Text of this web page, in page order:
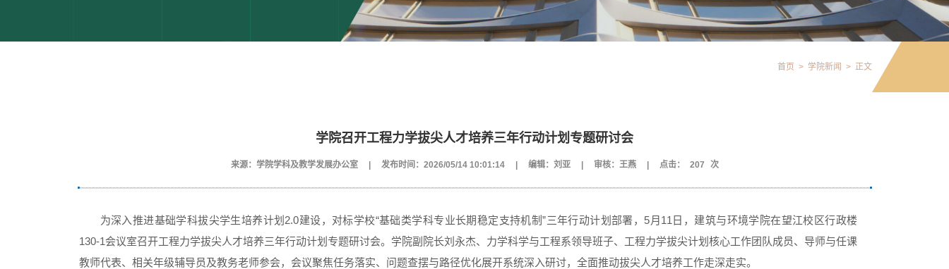
首页 > 学院新闻 > 正文
学院召开工程力学拔尖人才培养三年行动计划专题研讨会
来源：学院学科及教学发展办公室 发布时间：2026/05/14 10:01:14 编辑：刘亚 审核：王燕 点击： 207 次
为深入推进基础学科拔尖学生培养计划2.0建设，对标学校“基础类学科专业长期稳定支持机制”三年行动计划部署，5月11日，建筑与环境学院在望江校区行政楼
130-1会议室召开工程力学拔尖人才培养三年行动计划专题研讨会。学院副院长刘永杰、力学科学与工程系领导班子、工程力学拔尖计划核心工作团队成员、导师与任课
教师代表、相关年级辅导员及教务老师参会，会议聚焦任务落实、问题查摆与路径优化展开系统深入研讨，全面推动拔尖人才培养工作走深走实。